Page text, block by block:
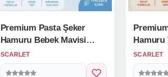
Premium Pasta Şeker
Hamuru Bebek Mavisi
Renk 1 Kg.
SCARLET
Hamuru
Kg.
SCARLET